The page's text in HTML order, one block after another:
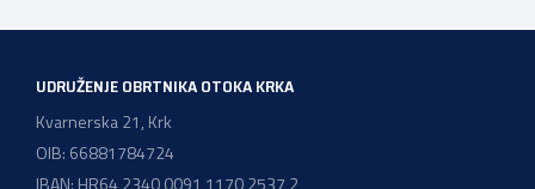
UDRUŽENJE OBRTNIKA OTOKA KRKA
Kvarnerska 21, Krk
OIB: 66881784724
IBAN: HR64 2340 0091 1170 2537 2